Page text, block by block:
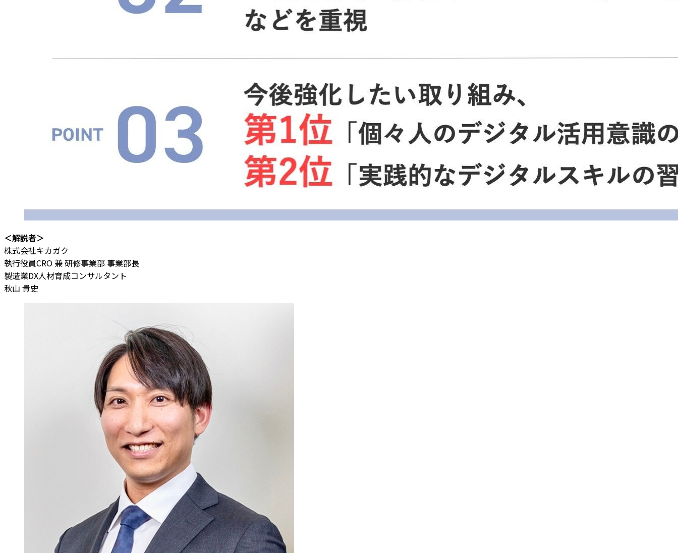
＜解説者＞
株式会社キカガク
執行役員CRO 兼 研修事業部 事業部長
製造業DX人材育成コンサルタント
秋山 貴史